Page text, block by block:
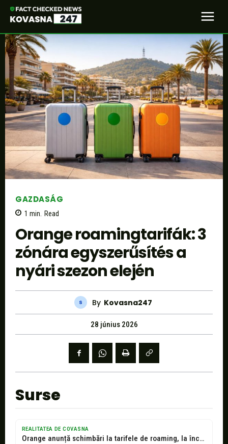
GAZDASÁG
1 min. Read
Orange roamingtarifák: 3
zónára egyszerűsítés a
nyári szezon elején
By Kovasna247
28 június 2026
Surse
REALITATEA DE COVASNA
Orange anunță schimbări la tarifele de roaming, la început de sezon estival